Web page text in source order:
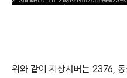
위와 같이 지상서버는 2376,